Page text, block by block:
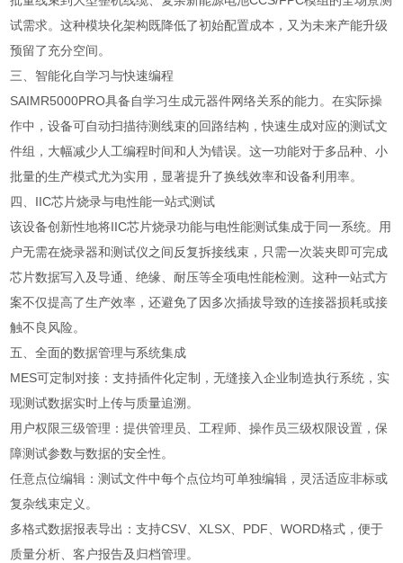
试需求。这种模块化架构既降低了初始配置成本，又为未来产能升级
预留了充分空间。
三、智能化自学习与快速编程
SAIMR5000PRO具备自学习生成元器件网络关系的能力。在实际操
作中，设备可自动扫描待测线束的回路结构，快速生成对应的测试文
件组，大幅减少人工编程时间和人为错误。这一功能对于多品种、小
批量的生产模式尤为实用，显著提升了换线效率和设备利用率。
四、IIC芯片烧录与电性能一站式测试
该设备创新性地将IIC芯片烧录功能与电性能测试集成于同一系统。用
户无需在烧录器和测试仪之间反复拆接线束，只需一次装夹即可完成
芯片数据写入及导通、绝缘、耐压等全项电性能检测。这种一站式方
案不仅提高了生产效率，还避免了因多次插拔导致的连接器损耗或接
触不良风险。
五、全面的数据管理与系统集成
MES可定制对接：支持插件化定制，无缝接入企业制造执行系统，实
现测试数据实时上传与质量追溯。
用户权限三级管理：提供管理员、工程师、操作员三级权限设置，保
障测试参数与数据的安全性。
任意点位编辑：测试文件中每个点位均可单独编辑，灵活适应非标或
复杂线束定义。
多格式数据报表导出：支持CSV、XLSX、PDF、WORD格式，便于
质量分析、客户报告及归档管理。